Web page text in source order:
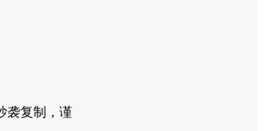
袭复制，谨